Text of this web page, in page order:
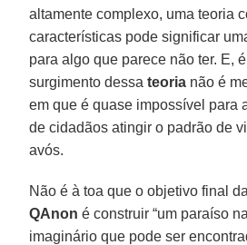
altamente complexo, uma teoria
características pode significar
para algo que parece não ter. E,
surgimento dessateoria não é
em que é quase impossível para
de cidadãos atingir o padrão de
avós.
Não é à toa que o objetivo final
QAnon é construir “um paraíso
imaginário que pode ser